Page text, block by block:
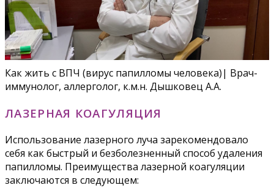
Как жить с ВПЧ (вирус папилломы человека)| Врач-
иммунолог, аллерголог, к.м.н. Дышковец А.А.
ЛАЗЕРНАЯ КОАГУЛЯЦИЯ
Использование лазерного луча зарекомендовало
себя как быстрый и безболезненный способ удаления
папилломы. Преимущества лазерной коагуляции
заключаются в следующем: